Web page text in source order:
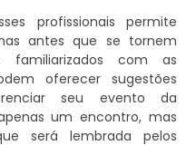
profissionais permite
antes que se tornem
familiarizados com as
oferecer sugestões
seu evento da
um encontro, mas
será lembrada pelos